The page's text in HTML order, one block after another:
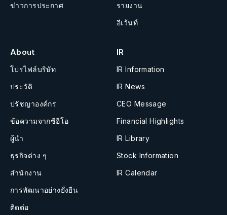
ข่าวการประกาศ
รายงาน
อีเว้นท์
About
โปรไฟล์บริษัท
ประวัติ
ปรัชญาองค์กร
ข้อความจากซีอีโอ
ผู้นำ
ธุรกิจต่าง ๆ
สำนักงาน
การพัฒนาอย่างยั่งยืน
ติดต่อ
IR
IR Information
IR News
CEO Message
Financial Highlights
IR Library
Stock Information
IR Calendar